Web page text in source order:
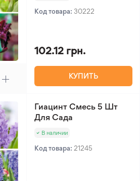
Код товара: 30222
102.12 грн.
КУПИТЬ
Гиацинт Смесь 5 Шт
Для Сада
В наличии
Код товара: 21245